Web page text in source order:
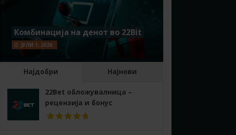
Комбинација на денот во 22Bit
ЈУЛИ 1, 2026
Најдобри Најнови
22Bet обложувалница –
рецензија и бонус